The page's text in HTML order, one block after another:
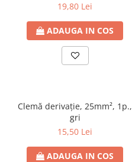
19,80 Lei
ADAUGA IN COS
Clemă derivaţie, 25mm², 1p.,
gri
15,50 Lei
ADAUGA IN COS